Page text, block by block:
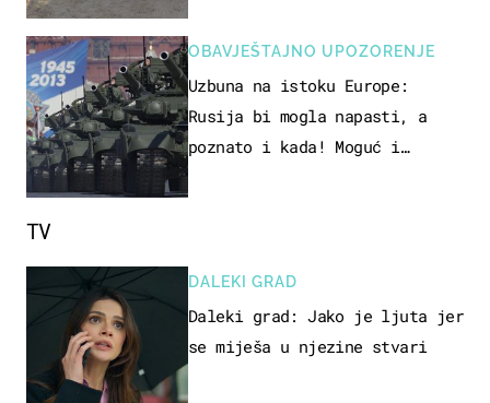
OBAVJEŠTAJNO UPOZORENJE
Uzbuna na istoku Europe:
Rusija bi mogla napasti, a
poznato i kada! Moguć i
TV
DALEKI GRAD
Daleki grad: Jako je ljuta jer
se miješa u njezine stvari